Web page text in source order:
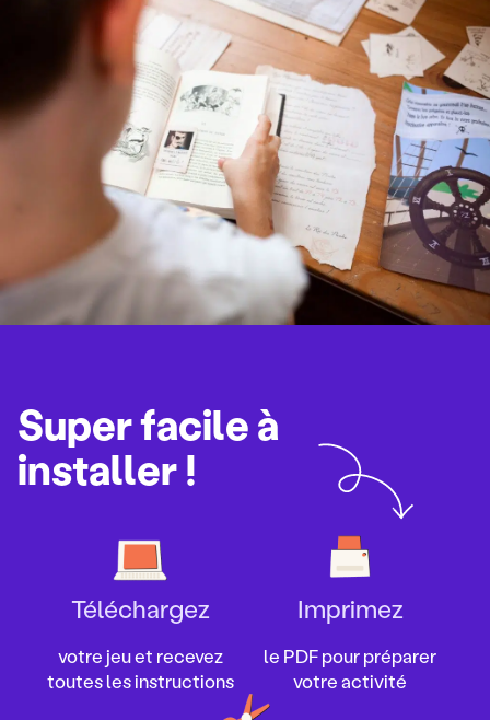
Super facile à
installer !
Téléchargez
votre jeu et recevez
toutes les instructions
Imprimez
le PDF pour préparer
votre activité